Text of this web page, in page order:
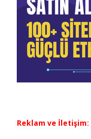
Reklam ve İletişim: